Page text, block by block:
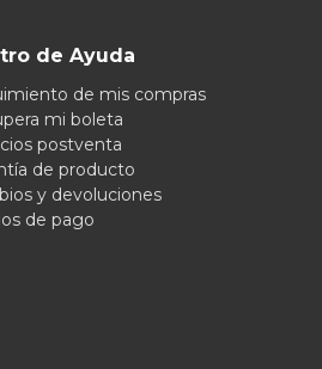
de Ayuda
de mis compras
mi boleta
postventa
de producto
y devoluciones
de pago